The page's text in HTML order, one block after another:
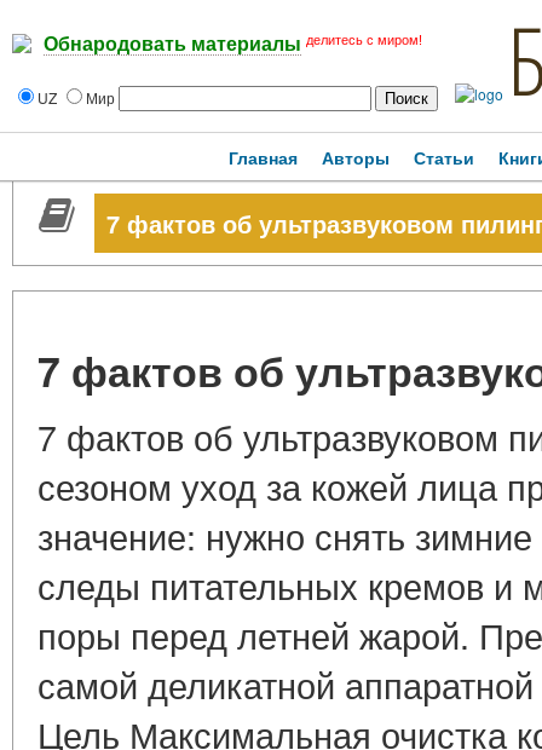
Обнародовать материалы делитесь с миром!
UZ Мир
Главная Авторы Статьи
7 фактов об ультразвуковом
7 фактов об
7 фактов об ультразвуковом
сезоном уход за кожей лица
значение: нужно снять
следы питательных кремов и
поры перед летней жарой.
самой деликатной
Цель Максимальная очистка